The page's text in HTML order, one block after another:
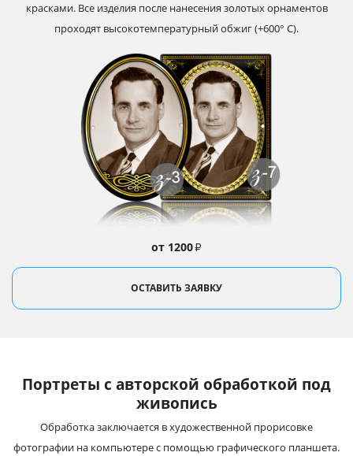
от 1200₽
красками. Все изделия после нанесения золотых орнаментов
проходят высокотемпературный обжиг (+600° С).
ОСТАВИТЬ ЗАЯВКУ
Портреты с авторской обработкой под
живопись
Обработка заключается в художественной прорисовке
фотографии на компьютере с помощью графического планшета.